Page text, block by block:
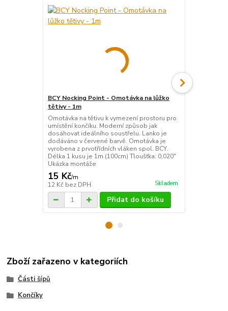
BCY Nocking Point - Omotávka na lůžko
tětivy - 1m
Omotávka na tětivu k vymezení prostoru pro
umístění končíku. Moderní způsob jak
dosáhovat ideálního soustřelu. Lanko je
dodáváno v červené barvě. Omotávka je
vyrobena z prvotřídních vláken spol. BCY.
Délka 1 kusu je 1m (100cm) Tloušťka: 0,020"
Ukázka montáže
15 Kč/m
12 Kč bez DPH Skladem
Přidat do košíku
Zboží zařazeno v kategoriích
Části šípů
Končíky